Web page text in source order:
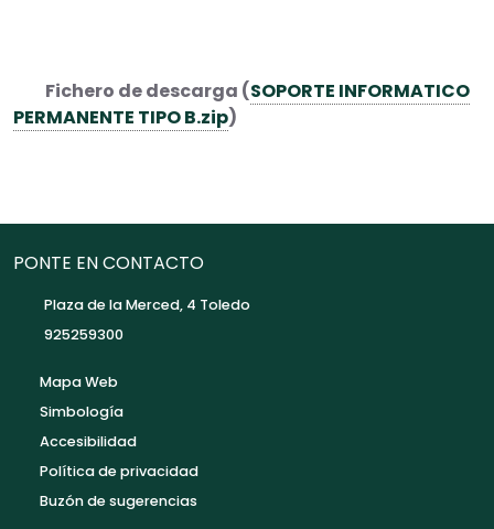
Fichero de descarga (SOPORTE INFORMATICO
PERMANENTE TIPO B.zip)
PONTE EN CONTACTO
Plaza de la Merced, 4 Toledo
925259300
Mapa Web
Simbología
Accesibilidad
Política de privacidad
Buzón de sugerencias